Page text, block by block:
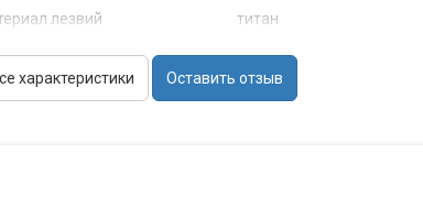
лезвий
титан
насадок
3
турборежим, функция
характеристики Оставить отзыв